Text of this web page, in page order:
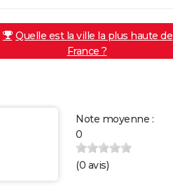
Quelle est la ville la plus haute de
France ?
Note moyenne :
0
(0 avis)